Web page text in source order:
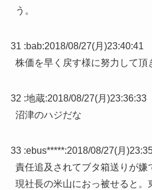
う。
31 :bab:2018/08/27(月)23:40:41
株価を早く戻す様に努力して頂
32 :地蔵:2018/08/27(月)23:36:33
沼津のハジだな
33 :ebus*****:2018/08/27(月
責任追及されてブタ箱送りが嫌
現社長の米山におっ被せると。